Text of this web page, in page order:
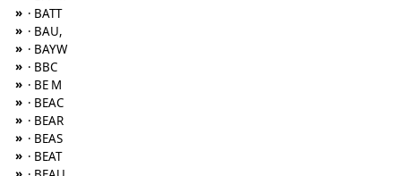
» · BATT
» · BAU,
» · BAYW
» · BBC
» · BE M
» · BEAC
» · BEAR
» · BEAS
» · BEAT